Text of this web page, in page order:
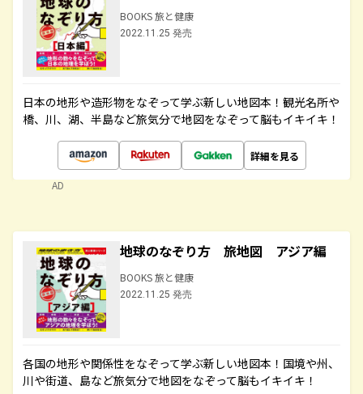
BOOKS 旅と健康
2022.11.25 発売
日本の地形や造形物をなぞって学ぶ新しい地図本！観光名所や
橋、川、湖、半島など旅気分で地図をなぞって脳もイキイキ！
詳細を見る
AD
地球のなぞり方 旅地図 アジア編
BOOKS 旅と健康
2022.11.25 発売
各国の地形や関係性をなぞって学ぶ新しい地図本！国境や州、
川や街道、島など旅気分で地図をなぞって脳もイキイキ！